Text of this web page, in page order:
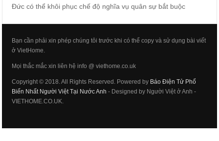
Đức có thể khôi phục chế độ nghĩa vụ quân sự bắt buộc
Bạn cần phải xin phép chúng tôi trước khi có thể copy và sử dụng bài viết
ở VietHome.
Mọi thắc mắc xin liên hệ info @ viethome.co.uk
Copyright © 2018. All Rights Reserved. Powered by Báo Điện Tử Phổ
Biến Nhất Người Việt Tại Nước Anh - Designed by Người Việt ở Anh -
VIETHOME.CO.UK.